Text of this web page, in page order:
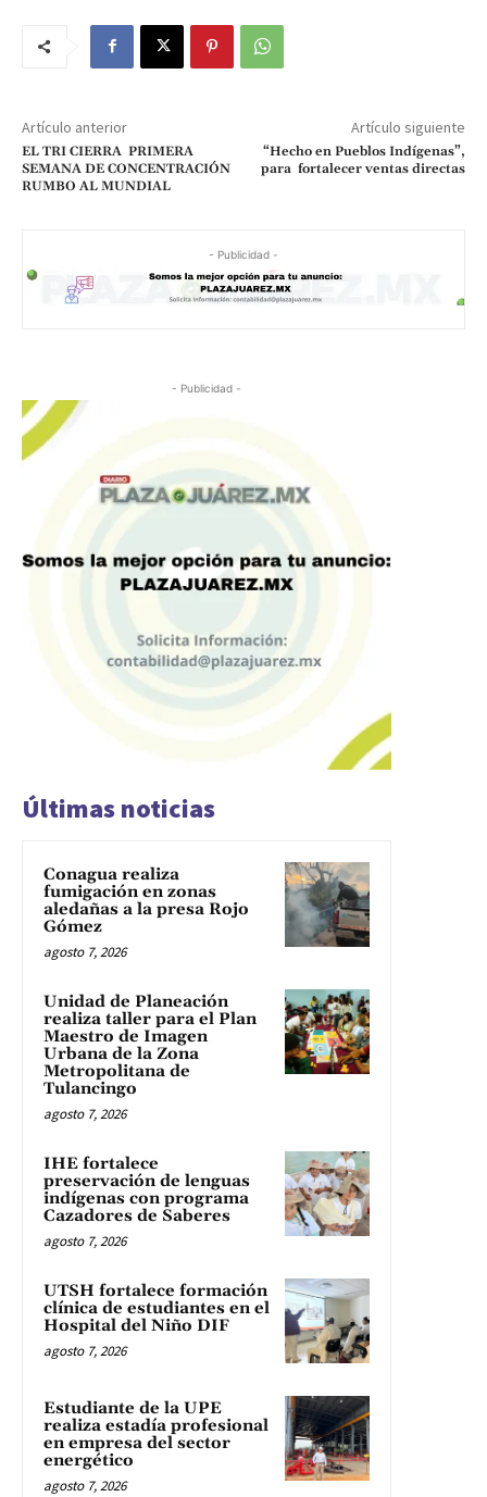
Artículo anterior
EL TRI CIERRA PRIMERA
SEMANA DE CONCENTRACIÓN
RUMBO AL MUNDIAL
Artículo siguiente
“Hecho en Pueblos Indígenas”,
para fortalecer ventas directas
- Publicidad -
- Publicidad -
Últimas noticias
Conagua realiza
fumigación en zonas
aledañas a la presa Rojo
Gómez
agosto 7, 2026
Unidad de Planeación
realiza taller para el Plan
Maestro de Imagen
Urbana de la Zona
Metropolitana de
Tulancingo
agosto 7, 2026
IHE fortalece
preservación de lenguas
indígenas con programa
Cazadores de Saberes
agosto 7, 2026
UTSH fortalece formación
clínica de estudiantes en el
Hospital del Niño DIF
agosto 7, 2026
Estudiante de la UPE
realiza estadía profesional
en empresa del sector
energético
agosto 7, 2026